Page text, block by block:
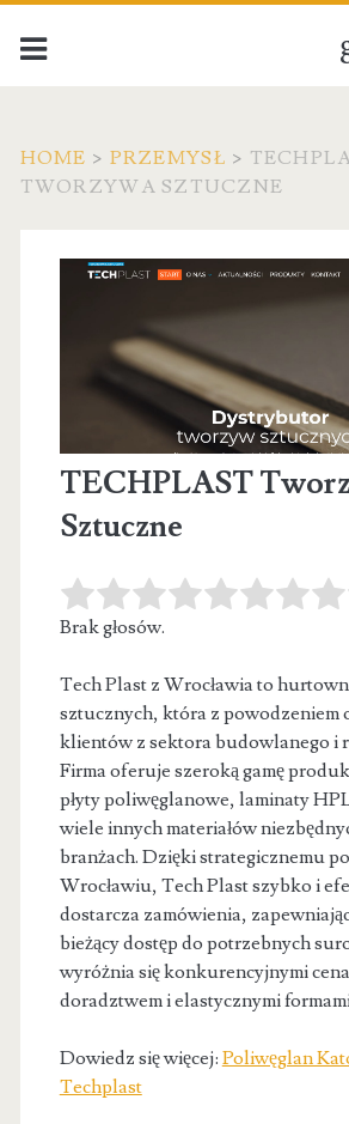
HOME > PRZEMYSŁ >
TWORZYWA SZTUCZNE
TECHPLAST
Sztuczne
Brak głosów.
Tech Plast z Wrocławia to
sztucznych, która z powodzeniem
klientów z sektora budowlanego i
Firma oferuje szeroką gamę
płyty poliwęglanowe, laminaty
wiele innych materiałów
branżach. Dzięki strategicznemu
Wrocławiu, Tech Plast szybko i
dostarcza zamówienia,
bieżący dostęp do potrzebnych
wyróżnia się konkurencyjnymi
doradztwem i elastycznymi
Dowiedz się więcej: Poliwęglan
Techplast